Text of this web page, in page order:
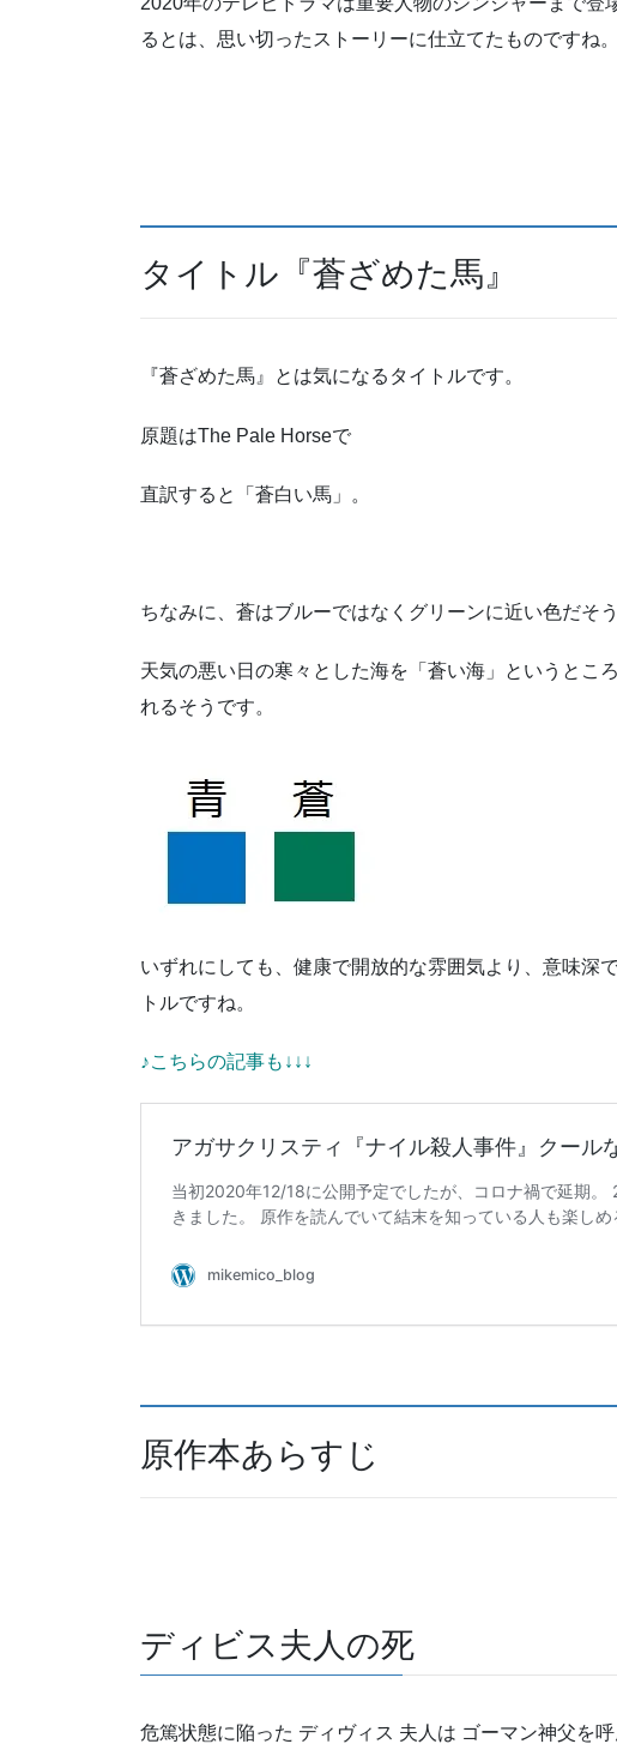
るとは、思い切ったストーリーに仕立てたものですね。
タイトル『蒼ざめた馬』
『蒼ざめた馬』とは気になるタイトルです。
原題はThe Pale Horseで
直訳すると「蒼白い馬」。
ちなみに、蒼はブルーではなくグリーンに近い色だそう
天気の悪い日の寒々とした海を「蒼い海」というとこ
れるそうです。
いずれにしても、健康で開放的な雰囲気より、意味深
トルですね。
♪こちらの記事も↓↓↓
原作本あらすじ
ディビス夫人の死
危篤状態に陥った ディヴィス 夫人は ゴーマン神父を